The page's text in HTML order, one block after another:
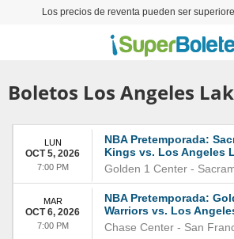
Los precios de reventa pueden ser
Boletos Los Angeles
NBA Pretemporada:
Kings vs. Los Angeles
Golden 1 Center -
LUN
OCT 5, 2026
7:00 PM
NBA Pretemporada:
Warriors vs. Los
Chase Center - San
MAR
OCT 6, 2026
7:00 PM